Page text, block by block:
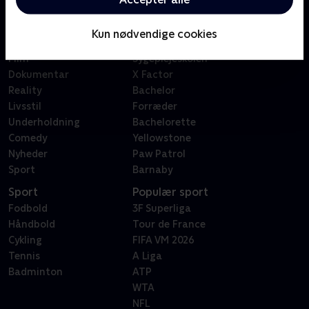
Kun nødvendige cookies
Kategorier
Film
Dokumentar
Reality
Livsstil
Underholdning
Comedy
Nyheder
Sport
Badehotellet
Sygeplejeskolen
X Factor
Bachelor
Forræder
Bachelorette
Yellowstone
Paw Patrol
Barnaby
Sport
Fodbold
Håndbold
Cykling
Tennis
Badminton
Populær sport
3F Superliga
Tour de France
FIFA VM 2026
A Liga
ATP
WTA
NFL